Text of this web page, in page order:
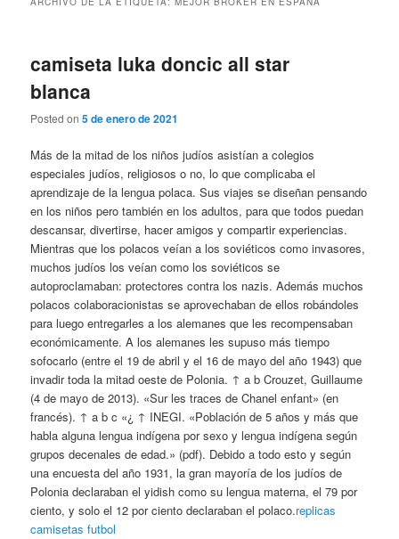
camiseta luka doncic all star
blanca
Posted on5 de enero de 2021
Más de la mitad de los niños judíos asistían a colegios
especiales judíos, religiosos o no, lo que complicaba el
aprendizaje de la lengua polaca. Sus viajes se diseñan pensando
en los niños pero también en los adultos, para que todos puedan
descansar, divertirse, hacer amigos y compartir experiencias.
Mientras que los polacos veían a los soviéticos como invasores,
muchos judíos los veían como los soviéticos se
autoproclamaban: protectores contra los nazis. Además muchos
polacos colaboracionistas se aprovechaban de ellos robándoles
para luego entregarles a los alemanes que les recompensaban
económicamente. A los alemanes les supuso más tiempo
sofocarlo (entre el 19 de abril y el 16 de mayo del año 1943) que
invadir toda la mitad oeste de Polonia. ↑ a b Crouzet, Guillaume
(4 de mayo de 2013). «Sur les traces de Chanel enfant» (en
francés). ↑ a b c «¿ ↑ INEGI. «Población de 5 años y más que
habla alguna lengua indígena por sexo y lengua indígena según
grupos decenales de edad.» (pdf). Debido a todo esto y según
una encuesta del año 1931, la gran mayoría de los judíos de
Polonia declaraban el yidish como su lengua materna, el 79 por
ciento, y solo el 12 por ciento declaraban el polaco.replicas
camisetas futbol